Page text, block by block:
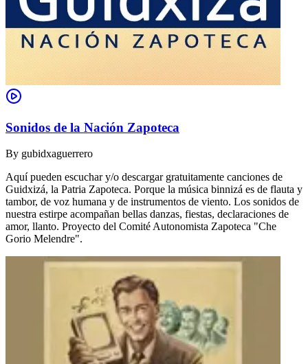
Sonidos de la Nación Zapoteca
By gubidxaguerrero
Aquí pueden escuchar y/o descargar gratuitamente canciones de
Guidxizá, la Patria Zapoteca. Porque la música binnizá es de flauta y
tambor, de voz humana y de instrumentos de viento. Los sonidos de
nuestra estirpe acompañan bellas danzas, fiestas, declaraciones de
amor, llanto. Proyecto del Comité Autonomista Zapoteca "Che
Gorio Melendre".